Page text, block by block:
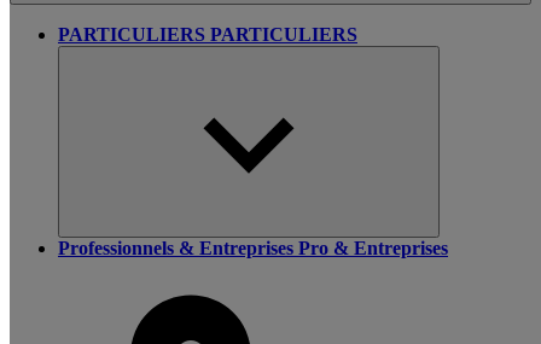
PARTICULIERS PARTICULIERS
Professionnels & Entreprises Pro & Entreprises